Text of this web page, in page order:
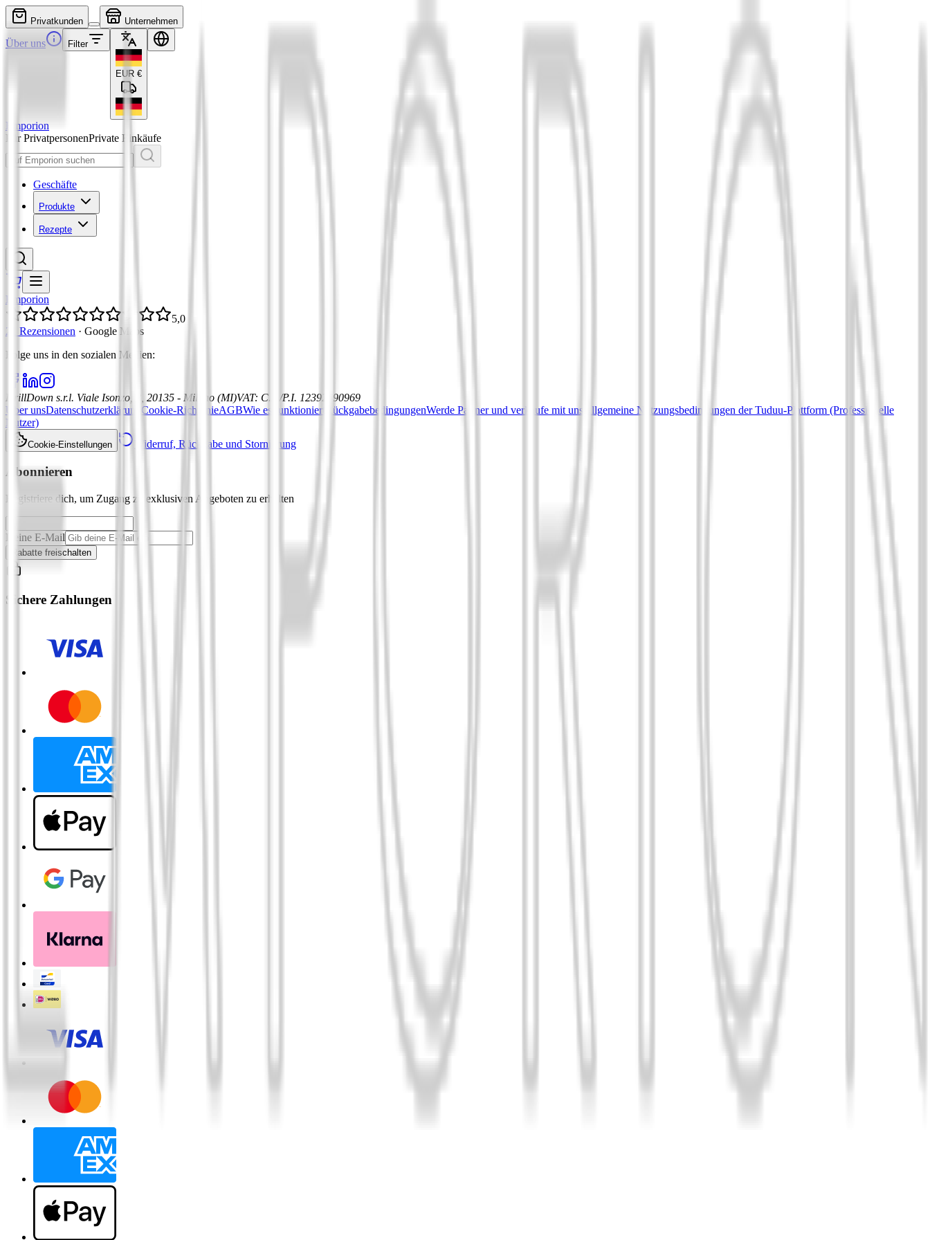
Privatkunden Unternehmen
Über uns Filter
EUR €
Emporion
Für PrivatpersonenPrivate Einkäufe
Geschäfte
Produkte
Rezepte
Emporion
5,0
21 Rezensionen · Google Maps
Folge uns in den sozialen Medien:
DrillDown s.r.l. Viale Isonzo, 8, 20135 - Milano (MI)VAT: C.F./P.I. 12392590969
Über unsDatenschutzerklärung Cookie-RichtlinieAGBWie es funktioniert RückgabebedingungenWerde Partner und verkaufe mit uns
Allgemeine Nutzungsbedingungen der Tuduu-Plattform (Professionelle
Nutzer)
Cookie-Einstellungen Widerruf, Rückgabe und Stornierung
Abonnieren
Registriere dich, um Zugang zu exklusiven Angeboten zu erhalten
Deine E-Mail
Rabatte freischalten
Sichere Zahlungen